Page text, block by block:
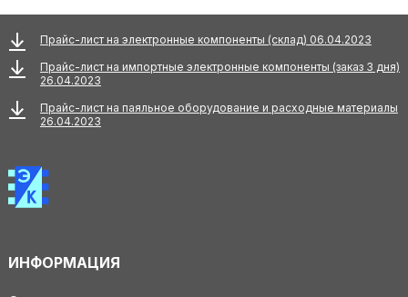
Прайс-лист на электронные компоненты (склад) 06.04.2023
Прайс-лист на импортные электронные компоненты (заказ 3 дня)
26.04.2023
Прайс-лист на паяльное оборудование и расходные материалы
26.04.2023
ИНФОРМАЦИЯ